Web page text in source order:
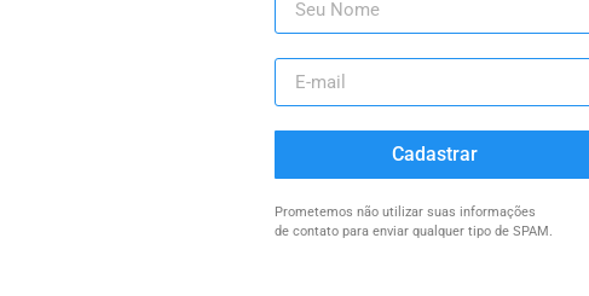
Cadastrar
Prometemos não utilizar suas informações
de contato para enviar qualquer tipo de SPAM.